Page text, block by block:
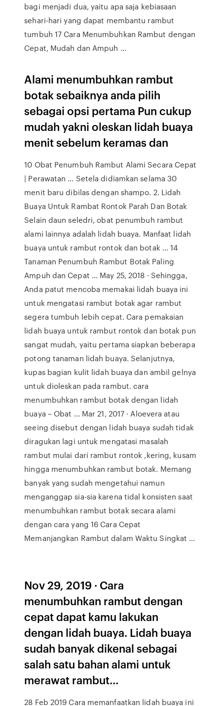
bagi menjadi dua, yaitu apa saja kebiasaan
sehari-hari yang dapat membantu rambut
tumbuh 17 Cara Menumbuhkan Rambut dengan
Cepat, Mudah dan Ampuh ...
Alami menumbuhkan rambut
botak sebaiknya anda pilih
sebagai opsi pertama Pun cukup
mudah yakni oleskan lidah buaya
menit sebelum keramas dan
10 Obat Penumbuh Rambut Alami Secara Cepat
| Perawatan … Setela didiamkan selama 30
menit baru dibilas dengan shampo. 2. Lidah
Buaya Untuk Rambat Rontok Parah Dan Botak
Selain daun seledri, obat penumbuh rambut
alami lainnya adalah lidah buaya. Manfaat lidah
buaya untuk rambut rontok dan botak … 14
Tanaman Penumbuh Rambut Botak Paling
Ampuh dan Cepat ... May 25, 2018 · Sehingga,
Anda patut mencoba memakai lidah buaya ini
untuk mengatasi rambut botak agar rambut
segera tumbuh lebih cepat. Cara pemakaian
lidah buaya untuk rambut rontok dan botak pun
sangat mudah, yaitu pertama siapkan beberapa
potong tanaman lidah buaya. Selanjutnya,
kupas bagian kulit lidah buaya dan ambil gelnya
untuk dioleskan pada rambut. cara
menumbuhkan rambut botak dengan lidah
buaya – Obat ... Mar 21, 2017 · Aloevera atau
seeing disebut dengan lidah buaya sudah tidak
diragukan lagi untuk mengatasi masalah
rambut mulai dari rambut rontok ,kering, kusam
hingga menumbuhkan rambut botak. Memang
banyak yang sudah mengetahui namun
menganggap sia-sia karena tidal konsisten saat
menumbuhkan rambut botak secara alami
dengan cara yang 16 Cara Cepat
Memanjangkan Rambut dalam Waktu Singkat ...
Nov 29, 2019 · Cara
menumbuhkan rambut dengan
cepat dapat kamu lakukan
dengan lidah buaya. Lidah buaya
sudah banyak dikenal sebagai
salah satu bahan alami untuk
merawat rambut…
28 Feb 2019 Cara memanfaatkan lidah buaya ini